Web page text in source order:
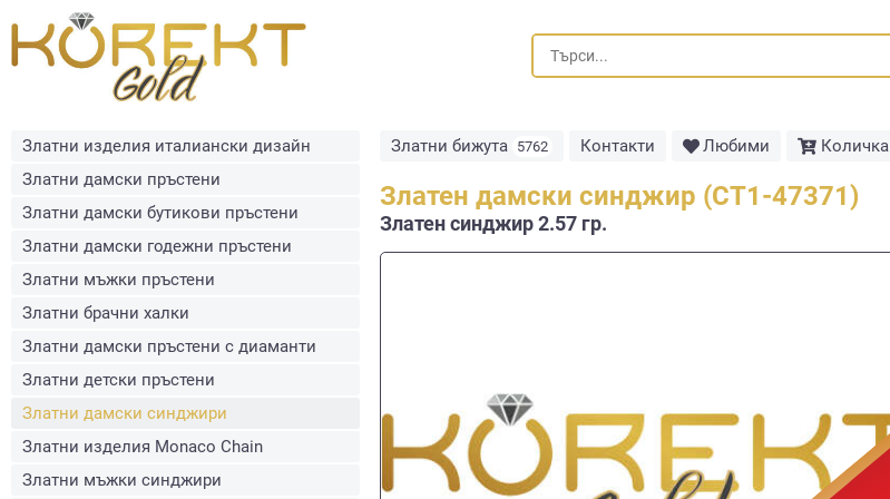
Златни изделия италиански дизайн
Златни дамски пръстени
Златни дамски бутикови пръстени
Златни дамски годежни пръстени
Златни мъжки пръстени
Златни брачни халки
Златни дамски пръстени с диаманти
Златни детски пръстени
Златни дамски синджири
Златни изделия Monaco Chain
Златни мъжки синджири
Златни бижута 5762 Контакти Любими Количка
Златен дамски синджир (СТ1-47371)
Златен синджир 2.57 гр.